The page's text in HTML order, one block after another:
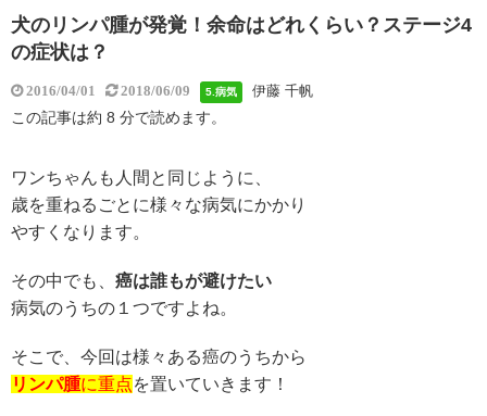
犬のリンパ腫が発覚！余命はどれくらい？ステージ4
の症状は？
2016/04/01 2018/06/09 5.病気 伊藤 千帆
この記事は約 8 分で読めます。
ワンちゃんも人間と同じように、
歳を重ねるごとに様々な病気にかかり
やすくなります。
その中でも、 癌は誰もが避けたい
病気のうちの１つですよね。
そこで、今回は様々ある癌のうちから
リンパ腫に重点を置いていきます！